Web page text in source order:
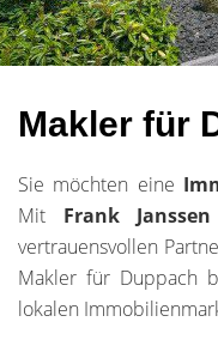
Makler für
Sie möchten eine
Mit Frank
vertrauensvollen
Makler für Duppach
lokalen